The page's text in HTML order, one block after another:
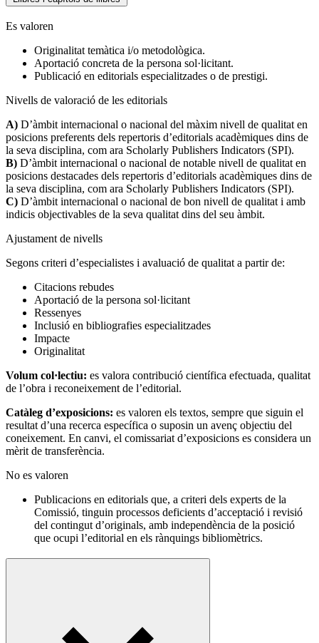
Es valoren
Originalitat temàtica i/o metodològica.
Aportació concreta de la persona sol·licitant.
Publicació en editorials especialitzades o de prestigi.
Nivells de valoració de les editorials
A) D’àmbit internacional o nacional del màxim nivell de qualitat en
posicions preferents dels repertoris d’editorials acadèmiques dins de
la seva disciplina, com ara Scholarly Publishers Indicators (SPI).
B) D’àmbit internacional o nacional de notable nivell de qualitat en
posicions destacades dels repertoris d’editorials acadèmiques dins de
la seva disciplina, com ara Scholarly Publishers Indicators (SPI).
C) D’àmbit internacional o nacional de bon nivell de qualitat i amb
indicis objectivables de la seva qualitat dins del seu àmbit.
Ajustament de nivells
Segons criteri d’especialistes i avaluació de qualitat a partir de:
Citacions rebudes
Aportació de la persona sol·licitant
Ressenyes
Inclusió en bibliografies especialitzades
Impacte
Originalitat
Volum col·lectiu: es valora contribució científica efectuada, qualitat
de l’obra i reconeixement de l’editorial.
Catàleg d’exposicions: es valoren els textos, sempre que siguin el
resultat d’una recerca específica o suposin un avenç objectiu del
coneixement. En canvi, el comissariat d’exposicions es considera un
mèrit de transferència.
No es valoren
Publicacions en editorials que, a criteri dels experts de la
Comissió, tinguin processos deficients d’acceptació i revisió
del contingut d’originals, amb independència de la posició
que ocupi l’editorial en els rànquings bibliomètrics.